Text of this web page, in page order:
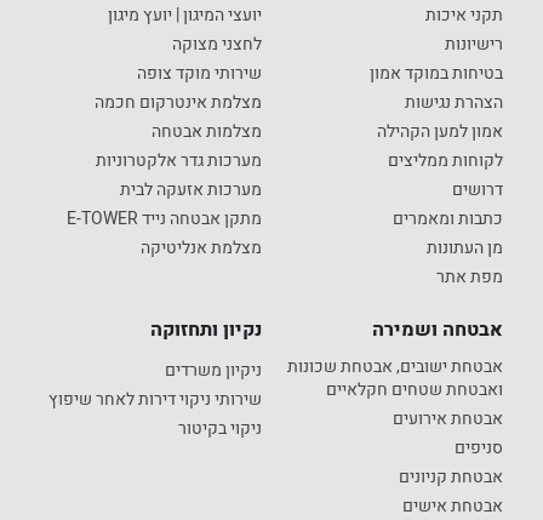
תקני איכות
רישיונות
בטיחות במוקד אמון
הצהרת נגישות
אמון למען הקהילה
לקוחות ממליצים
דרושים
כתבות ומאמרים
מן העתונות
מפת אתר
יועצי המיגון | יועץ מיגון
לחצני מצוקה
שירותי מוקד צופה
מצלמת אינטרקום חכמה
מצלמות אבטחה
מערכות גדר אלקטרוניות
מערכות אזעקה לבית
מתקן אבטחה נייד E-TOWER
מצלמת אנליטיקה
אבטחה ושמירה
אבטחת ישובים, אבטחת שכונות
ואבטחת שטחים חקלאיים
אבטחת אירועים
סניפים
אבטחת קניונים
אבטחת אישים
נקיון ותחזוקה
ניקיון משרדים
שירותי ניקוי דירות לאחר שיפוץ
ניקוי בקיטור